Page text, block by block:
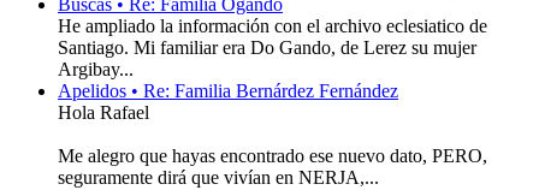
Buscas • Re: Familia Ogando
He ampliado la información con el archivo eclesiatico de
Santiago. Mi familiar era Do Gando, de Lerez su mujer
Argibay...
Apelidos • Re: Familia Bernárdez Fernández
Hola Rafael
Me alegro que hayas encontrado ese nuevo dato, PERO,
seguramente dirá que vivían en NERJA,...